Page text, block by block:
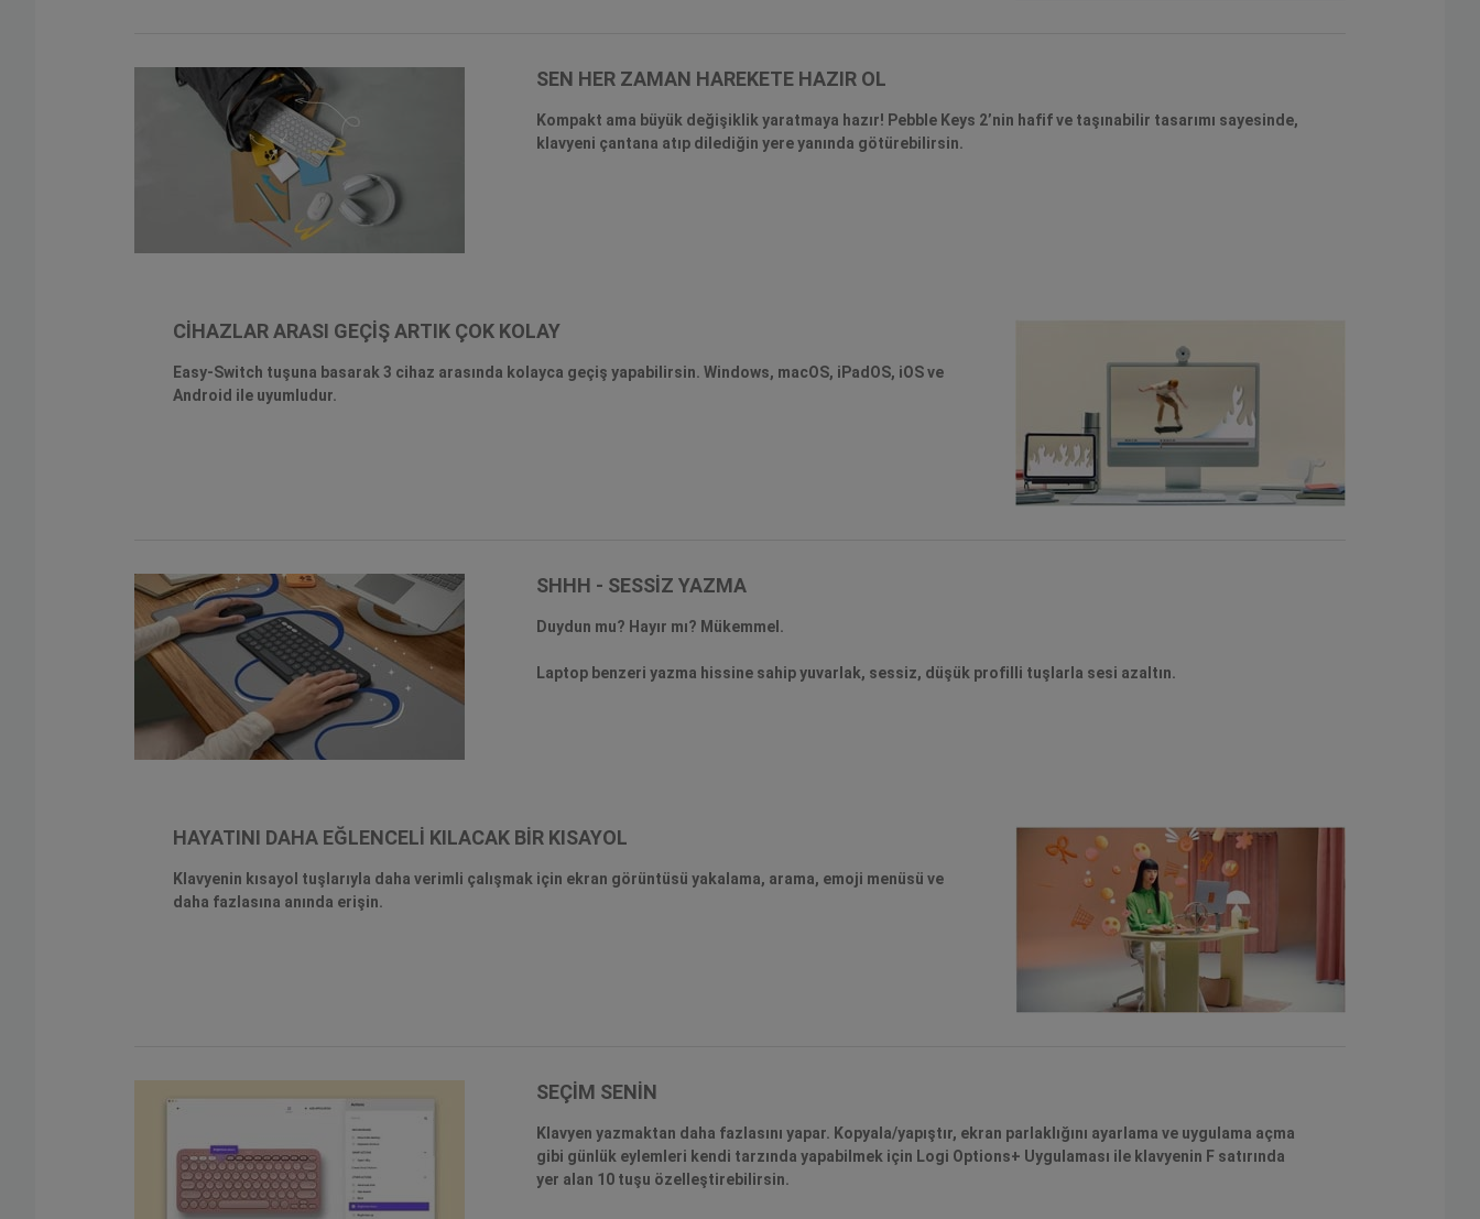
SEN HER ZAMAN HAREKETE HAZIR OL
Kompakt ama büyük değişiklik yaratmaya hazır! Pebble Keys 2’nin hafif ve taşınabilir tasarımı sayesinde,
klavyeni çantana atıp dilediğin yere yanında götürebilirsin.
CİHAZLAR ARASI GEÇİŞ ARTIK ÇOK KOLAY
Easy-Switch tuşuna basarak 3 cihaz arasında kolayca geçiş yapabilirsin. Windows, macOS, iPadOS, iOS ve
Android ile uyumludur.
SHHH - SESSİZ YAZMA
Duydun mu? Hayır mı? Mükemmel.
Laptop benzeri yazma hissine sahip yuvarlak, sessiz, düşük profilli tuşlarla sesi azaltın.
HAYATINI DAHA EĞLENCELİ KILACAK BİR KISAYOL
Klavyenin kısayol tuşlarıyla daha verimli çalışmak için ekran görüntüsü yakalama, arama, emoji menüsü ve
daha fazlasına anında erişin.
SEÇİM SENİN
Klavyen yazmaktan daha fazlasını yapar. Kopyala/yapıştır, ekran parlaklığını ayarlama ve uygulama açma
gibi günlük eylemleri kendi tarzında yapabilmek için Logi Options+ Uygulaması ile klavyenin F satırında
yer alan 10 tuşu özelleştirebilirsin.